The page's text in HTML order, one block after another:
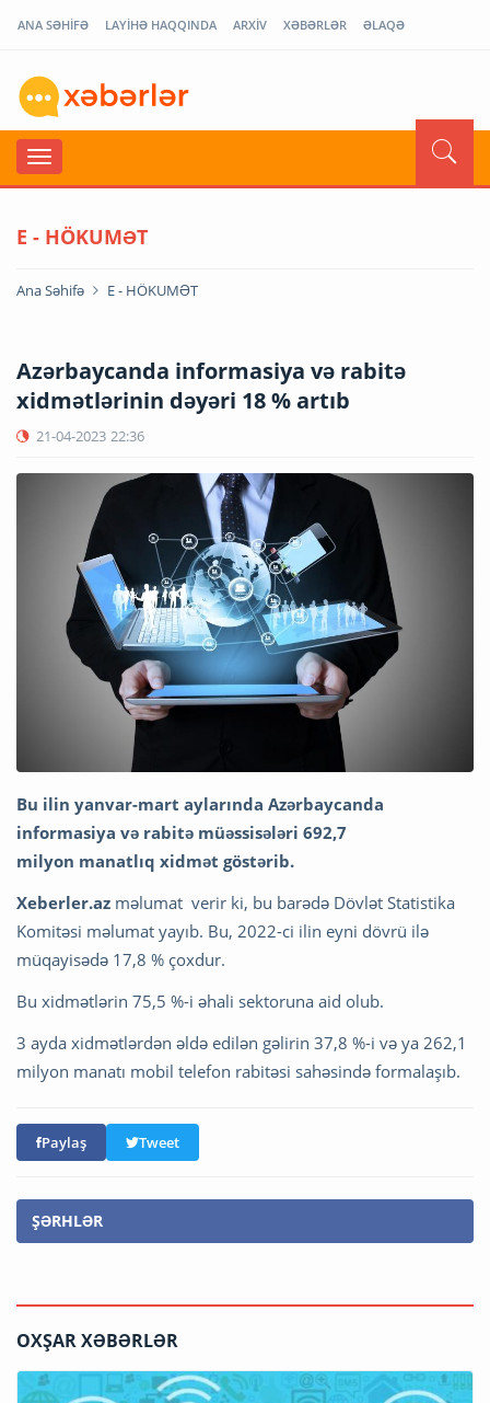
ANA SƏHİFƏ LAYİHƏ HAQQINDA ARXİV XƏBƏRLƏR ƏLAQƏ
E - HÖKUMƏT
Ana Səhifə E - HÖKUMƏT
Azərbaycanda informasiya və rabitə
xidmətlərinin dəyəri 18 % artıb
21-04-2023 22:36
Bu ilin yanvar-mart aylarında Azərbaycanda
informasiya və rabitə müəssisələri 692,7
milyon manatlıq xidmət göstərib.
Xeberler.az məlumat verir ki, bu barədə Dövlət Statistika
Komitəsi məlumat yayıb. Bu, 2022-ci ilin eyni dövrü ilə
müqayisədə 17,8 % çoxdur.
Bu xidmətlərin 75,5 %-i əhali sektoruna aid olub.
3 ayda xidmətlərdən əldə edilən gəlirin 37,8 %-i və ya 262,1
milyon manatı mobil telefon rabitəsi sahəsində formalaşıb.
Paylaş Tweet
ŞƏRHLƏR
OXŞAR XƏBƏRLƏR